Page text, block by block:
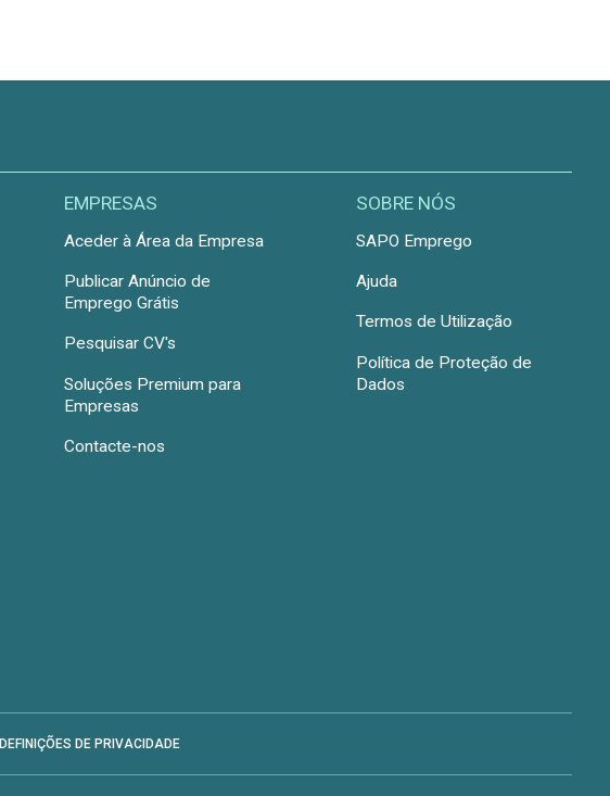
EMPRESAS
Aceder à Área da Empresa
Publicar Anúncio de
Emprego Grátis
Pesquisar CV's
Soluções Premium para
Empresas
Contacte-nos
SOBRE NÓS
SAPO Emprego
Ajuda
Termos de Utilização
Política de Proteção de
Dados
DEFINIÇÕES DE PRIVACIDADE